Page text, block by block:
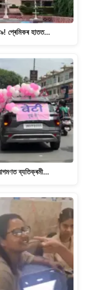
প্ৰেমিকৰ হাতত…
ব্যতিক্ৰমী…